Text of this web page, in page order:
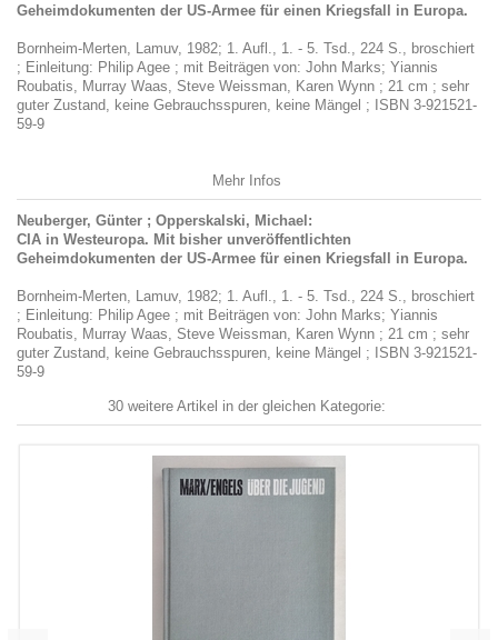
Geheimdokumenten der US-Armee für einen Kriegsfall in Europa.
Bornheim-Merten, Lamuv, 1982; 1. Aufl., 1. - 5. Tsd., 224 S., broschiert
; Einleitung: Philip Agee ; mit Beiträgen von: John Marks; Yiannis
Roubatis, Murray Waas, Steve Weissman, Karen Wynn ; 21 cm ; sehr
guter Zustand, keine Gebrauchsspuren, keine Mängel ; ISBN 3-921521-
59-9
Mehr Infos
Neuberger, Günter ; Opperskalski, Michael:
CIA in Westeuropa. Mit bisher unveröffentlichten
Geheimdokumenten der US-Armee für einen Kriegsfall in Europa.
Bornheim-Merten, Lamuv, 1982; 1. Aufl., 1. - 5. Tsd., 224 S., broschiert
; Einleitung: Philip Agee ; mit Beiträgen von: John Marks; Yiannis
Roubatis, Murray Waas, Steve Weissman, Karen Wynn ; 21 cm ; sehr
guter Zustand, keine Gebrauchsspuren, keine Mängel ; ISBN 3-921521-
59-9
30 weitere Artikel in der gleichen Kategorie: